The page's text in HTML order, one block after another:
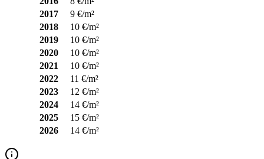
2017
9 €/m²
2018
10 €/m²
2019
10 €/m²
2020
10 €/m²
2021
10 €/m²
2022
11 €/m²
2023
12 €/m²
2024
14 €/m²
2025
15 €/m²
2026
14 €/m²